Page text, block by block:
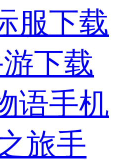
服下载
下载
语手机
旅手